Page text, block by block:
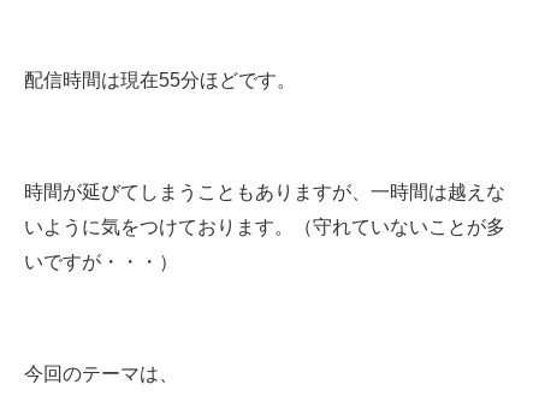
配信時間は現在55分ほどです。
時間が延びてしまうこともありますが、一時間は越えな
いように気をつけております。（守れていないことが多
いですが・・・）
今回のテーマは、